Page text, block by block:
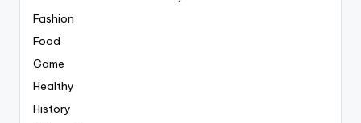
Fashion
Food
Game
Healthy
History